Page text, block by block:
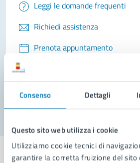
Consenso Dettagli
Questo sito web utilizza i cookie
Utilizziamo cookie tecnici di
garantire la corretta fruizione del sito
Leggi le domande frequenti
Richiedi assistenza
Prenota appuntamento
Problemi in città
Segnala disservizio